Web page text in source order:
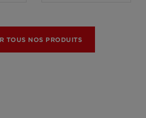
TOUS NOS PRODUITS